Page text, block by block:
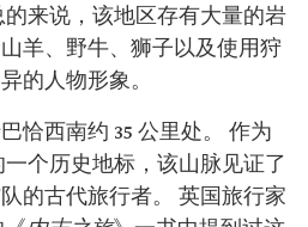
来说，该地区存有大量的岩
羊、野牛、狮子以及使用狩
的人物形象。
恰西南约 35 公里处。 作为
个历史地标，该山脉见证了
的古代旅行者。 英国旅行家